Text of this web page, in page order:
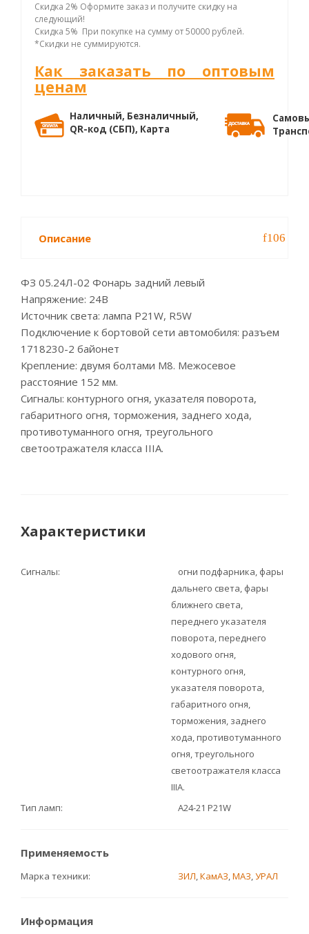
Скидка 2% Оформите заказ и получите скидку на
следующий!
Скидка 5% При покупке на сумму от 50000 рублей.
*Скидки не суммируются.
Как заказать по оптовым
ценам
Наличный, Безналичный,
QR-код (СБП), Карта
Описание
ФЗ 05.24Л-02 Фонарь задний левый
Напряжение: 24В
Источник света: лампа P21W, R5W
Подключение к бортовой сети автомобиля: разъем
1718230-2 байонет
Крепление: двумя болтами М8. Межосевое
расстояние 152 мм.
Сигналы: контурного огня, указателя поворота,
габаритного огня, торможения, заднего хода,
противотуманного огня, треугольного
светоотражателя класса IIIA.
Характеристики
Сигналы
огни подфарника, фары
дальнего света, фары
ближнего света,
переднего указателя
поворота, переднего
ходового огня,
контурного огня,
указателя поворота,
габаритного огня,
торможения, заднего
хода, противотуманного
огня, треугольного
светоотражателя класса
IIIA.
Тип ламп
А24-21 P21W
Применяемость
Марка техники ЗИЛ,КамАЗ,МАЗ,УРАЛ
Информация